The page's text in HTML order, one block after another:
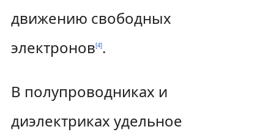
движению свободных
электронов[4].
В полупроводниках и
диэлектриках удельное